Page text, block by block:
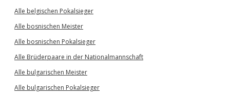
Alle belgischen Pokalsieger
Alle bosnischen Meister
Alle bosnischen Pokalsieger
Alle Brüderpaare in der Nationalmannschaft
Alle bulgarischen Meister
Alle bulgarischen Pokalsieger